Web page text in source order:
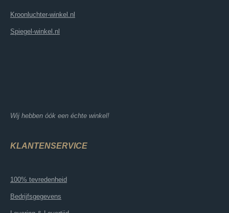
Kroonluchter-winkel.nl
Spiegel-winkel.nl
Wij hebben óók een échte winkel!
KLANTENSERVICE
100% tevredenheid
Bedrijfsgegevens